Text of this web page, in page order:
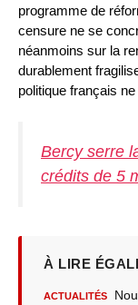
programme de
censure ne se
néanmoins sur la
durablement
politique français
Bercy serre
crédits de 5
À LIRE
ACTUALITÉS